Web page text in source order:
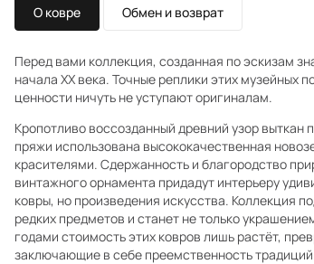
О ковре Обмен и возврат
Перед вами коллекция, созданная по эскизам
начала XX века. Точные реплики этих
ценности ничуть не уступают оригиналам.
Кропотливо воссозданный древний узор
пряжи использована высококачественная
красителями. Сдержанность и благородство
винтажного орнамента придадут интерьеру
ковры, но произведения искусства. Коллекция
редких предметов и станет не только
годами стоимость этих ковров лишь растёт,
заключающие в себе преемственность